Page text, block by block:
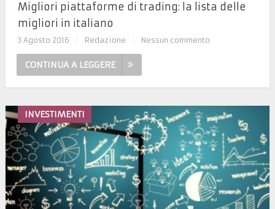
Migliori piattaforme di trading: la lista delle
migliori in italiano
3 Agosto 2016 Redazione Nessun commento
CONTINUA A LEGGERE
INVESTIMENTI